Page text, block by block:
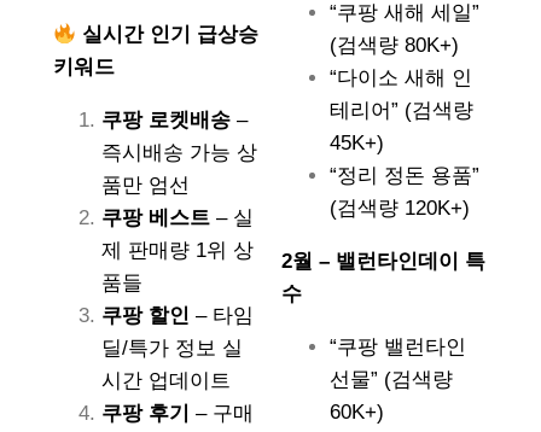
실시간 인기 급상승
키워드
쿠팡 로켓배송 –
즉시배송 가능 상
품만 엄선
쿠팡 베스트 – 실
제 판매량 1위 상
품들
쿠팡 할인 – 타임
딜/특가 정보 실
시간 업데이트
쿠팡 후기
– 구매
“쿠팡 새해 세일”
(검색량 80K+)
“다이소 새해 인
테리어” (검색량
45K+)
“정리 정돈 용품”
(검색량 120K+)
2월 – 밸런타인데이 특
수
“쿠팡 밸런타인
선물” (검색량
60K+)